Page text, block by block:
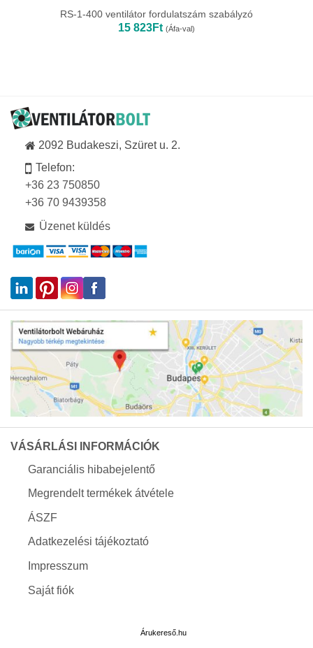
RS-1-400 ventilátor fordulatszám szabályzó
15 823Ft (Áfa-val)
2092 Budakeszi, Szüret u. 2.
Telefon:
+36 23 750850
+36 70 9439358
Üzenet küldés
VÁSÁRLÁSI INFORMÁCIÓK
Garanciális hibabejelentő
Megrendelt termékek átvétele
ÁSZF
Adatkezelési tájékoztató
Impresszum
Saját fiók
Árukereső.hu